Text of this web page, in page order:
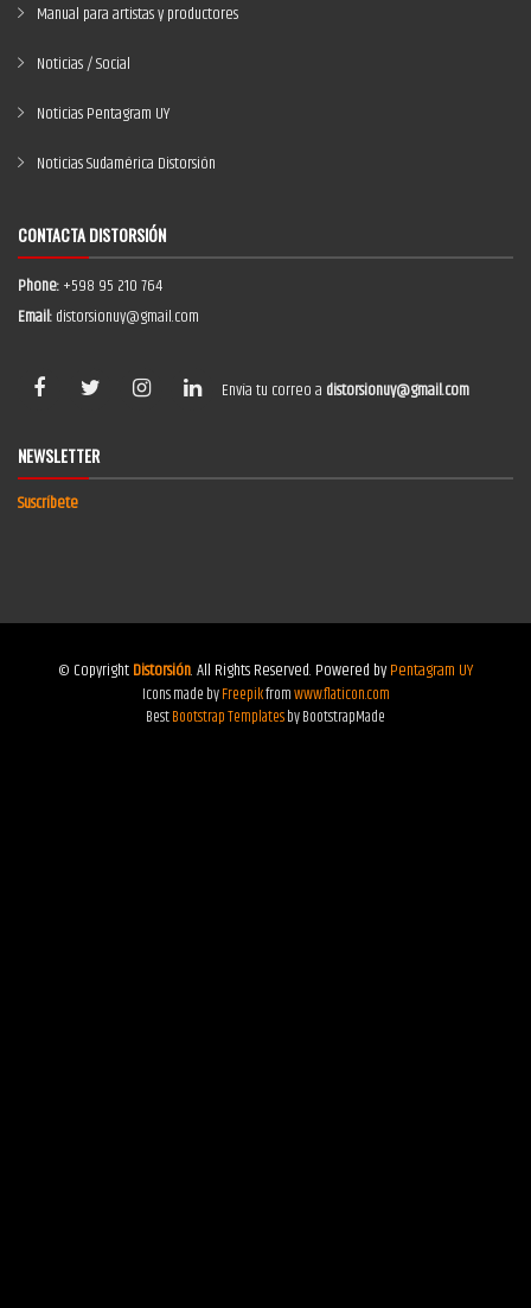
Manual para artistas y productores
Noticias / Social
Noticias Pentagram UY
Noticias Sudamérica Distorsión
CONTACTA DISTORSIÓN
Phone:+598 95 210 764
Email:distorsionuy@gmail.com
Envía tu correo a distorsionuy@gmail.com
NEWSLETTER
Suscríbete
© CopyrightDistorsión. All Rights Reserved. Powered byPentagram UY
Icons made byFreepikfromwww.flaticon.com
BestBootstrap Templatesby BootstrapMade